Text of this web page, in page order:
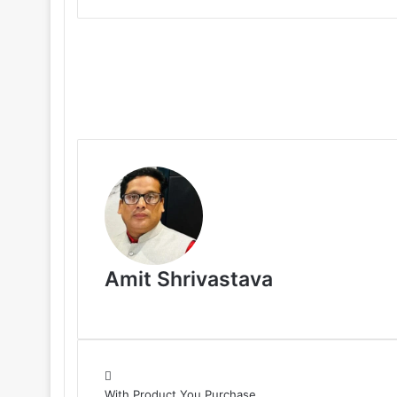
Amit Shrivastava